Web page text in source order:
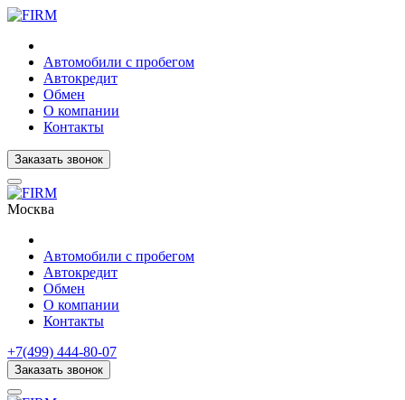
Автомобили с пробегом
Автокредит
Обмен
О компании
Контакты
Заказать звонок
Москва
Автомобили с пробегом
Автокредит
Обмен
О компании
Контакты
+7(499) 444-80-07
Заказать звонок